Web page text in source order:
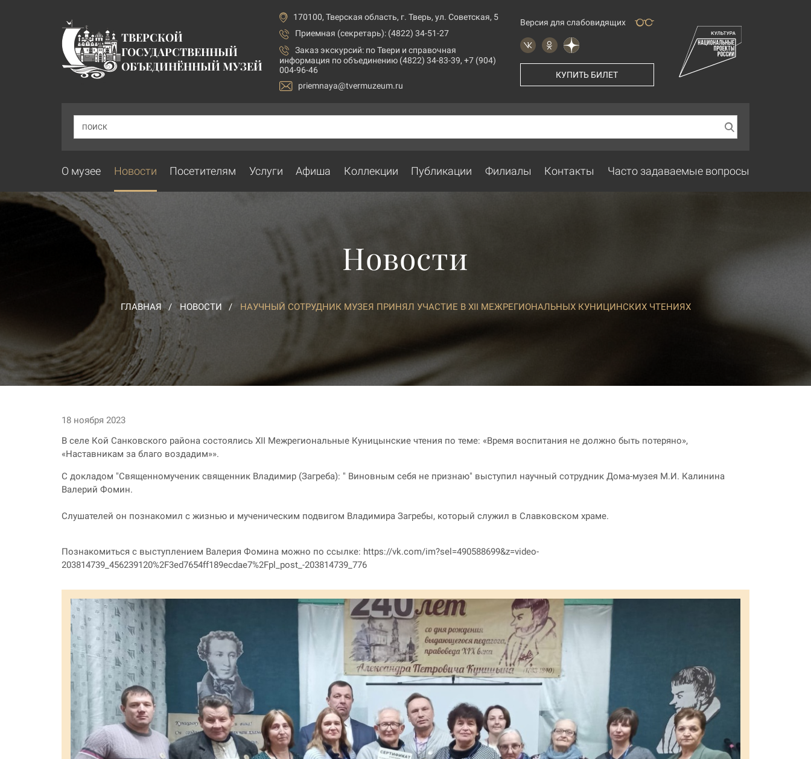
ТВЕРСКОЙ
ГОСУДАРСТВЕННЫЙ
ОБЪЕДИНЁННЫЙ МУЗЕЙ
170100, Тверская область, г. Тверь, ул. Советская, 5
Приемная (секретарь): (4822) 34-51-27
Заказ экскурсий: по Твери и справочная
информация по объединению (4822) 34-83-39, +7 (904)
004-96-46
priemnaya@tvermuzeum.ru
Версия для слабовидящих
КУПИТЬ БИЛЕТ
ПОИСК
О музее Новости Посетителям Услуги Афиша Коллекции Публикации Филиалы Контакты Часто задаваемые вопросы
Новости
ГЛАВНАЯ НОВОСТИ НАУЧНЫЙ СОТРУДНИК МУЗЕЯ ПРИНЯЛ УЧАСТИЕ В XII МЕЖРЕГИОНАЛЬНЫХ КУНИЦИНСКИХ ЧТЕНИЯХ
18 ноября 2023
В селе Кой Санковского района состоялись XII Межрегиональные Куницынские чтения по теме: «Время воспитания не должно быть потеряно»,
«Наставникам за благо воздадим»».
С докладом "Священномученик священник Владимир (Загреба): " Виновным себя не признаю" выступил научный сотрудник Дома-музея М.И. Калинина
Валерий Фомин.
Слушателей он познакомил с жизнью и мученическим подвигом Владимира Загребы, который служил в Славковском храме.
Познакомиться с выступлением Валерия Фомина можно по ссылке: https://vk.com/im?sel=490588699&z=video-
203814739_456239120%2F3ed7654ff189ecdae7%2Fpl_post_-203814739_776